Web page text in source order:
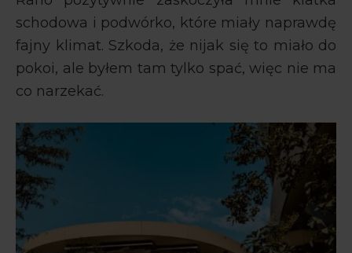
schodowa i podwórko, które miały naprawdę
fajny klimat. Szkoda, że nijak się to miało do
pokoi, ale byłem tam tylko spać, więc nie ma
co narzekać.